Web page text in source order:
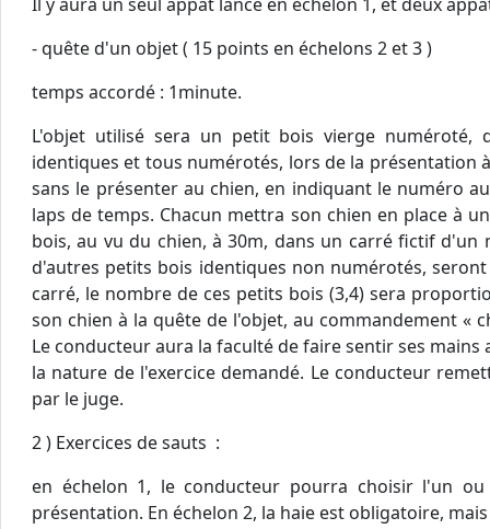
- quête d'un objet ( 15 points en échelons 2 et 3 )
temps accordé : 1minute.
L'objet utilisé sera un petit bois vierge
identiques et tous numérotés, lors de la présentation
sans le présenter au chien, en indiquant le numéro
laps de temps. Chacun mettra son chien en place à
bois, au vu du chien, à 30m, dans un carré fictif
d'autres petits bois identiques non numérotés,
carré, le nombre de ces petits bois (3,4) sera
son chien à la quête de l'objet, au commandement «
Le conducteur aura la faculté de faire sentir ses
la nature de l'exercice demandé. Le conducteur
par le juge.
2 ) Exercices de sauts :
en échelon 1, le conducteur pourra choisir l'un
présentation. En échelon 2, la haie est obligatoire,